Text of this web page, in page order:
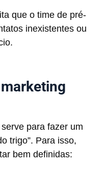
que o time de pré-
inexistentes ou
serve para fazer um
trigo”. Para isso,
bem definidas: